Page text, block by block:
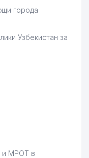
города
Узбекистан за
и МРОТ в